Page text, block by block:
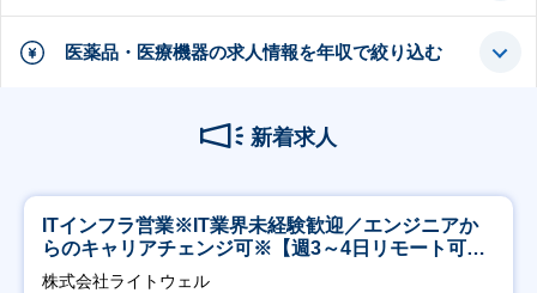
医薬品・医療機器の求人情報を年収で絞り込む
新着求人
ITインフラ営業※IT業界未経験歓迎／エンジニアか
らのキャリアチェンジ可※【週3～4日リモート可
能】
株式会社ライトウェル